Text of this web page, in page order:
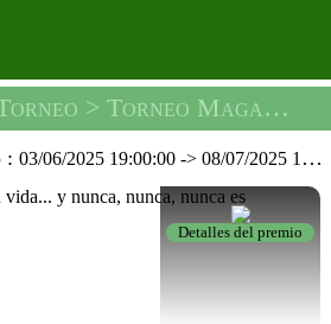
> Torneo Magalie Chipie -
:03/06/2025 19:00:00 ->08/07/2025 19:59:59
Detalles del premio